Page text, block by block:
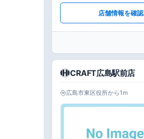
店舗情報を確認
CRAFT広島駅前店
広島市東区役所から1m